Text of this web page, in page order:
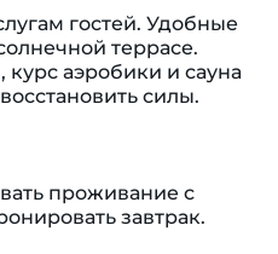
гостей. Удобные
террасе.
курс аэробики и сауна
силы.
проживание с
завтрак.